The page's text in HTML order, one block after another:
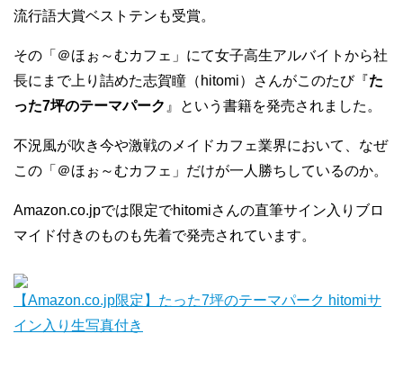
流行語大賞ベストテンも受賞。
その「＠ほぉ～むカフェ」にて女子高生アルバイトから社
長にまで上り詰めた志賀瞳（hitomi）さんがこのたび『た
った7坪のテーマパーク 』という書籍を発売されました。
不況風が吹き今や激戦のメイドカフェ業界において、なぜ
この「＠ほぉ～むカフェ」だけが一人勝ちしているのか。
Amazon.co.jpでは限定でhitomiさんの直筆サイン入りブロ
マイド付きのものも先着で発売されています。
【Amazon.co.jp限定】たった7坪のテーマパーク hitomiサ
イン入り生写真付き